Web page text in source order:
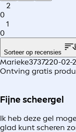
2
0
1
0
Sorteer op recensies
Marieke3737220-02-
Ontving gratis
Fijne scheergel
Ik heb deze gel
glad kunt scheren